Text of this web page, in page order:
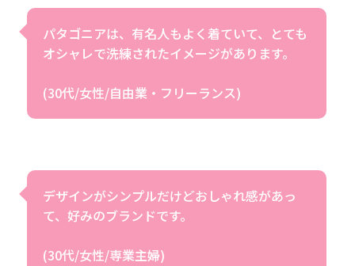
パタゴニアは、有名人もよく着ていて、とても
オシャレで洗練されたイメージがあります。
(30代/女性/自由業・フリーランス)
デザインがシンプルだけどおしゃれ感があっ
て、好みのブランドです。
(30代/女性/専業主婦)